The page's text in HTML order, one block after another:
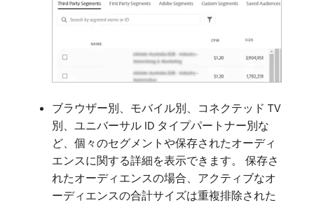
ブラウザー別、モバイル別、コネクテッド TV
別、ユニバーサル ID タイプパートナー別な
ど、個々のセグメントや保存されたオーディ
エンスに関する詳細を表示できます。 保存さ
れたオーディエンスの場合、アクティブなオ
ーディエンスの合計サイズは重複排除された